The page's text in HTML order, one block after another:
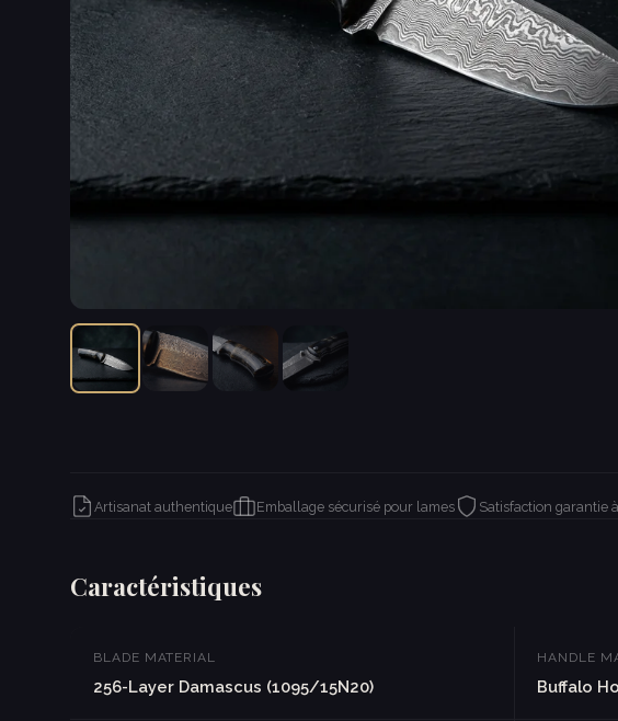
Artisanat authentique Emballage sécurisé pour lames Satisfaction garantie
Caractéristiques
BLADE MATERIAL
256-Layer Damascus (1095/15N20)
HANDLE
Buffalo